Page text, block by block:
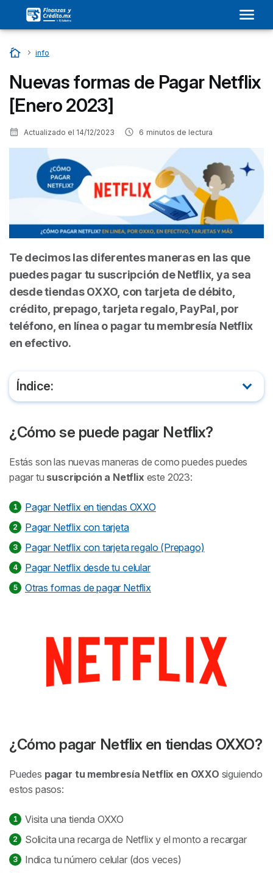
Home
…
info
Nuevas formas de Pagar Netflix
[Enero 2023]
Actualizado el 14/12/2023 6 minutos de lectura
Te decimos las diferentes maneras en las que
puedes pagar tu suscripción de Netflix, ya sea
desde tiendas OXXO, con tarjeta de débito,
crédito, prepago, tarjeta regalo, PayPal, por
teléfono, en línea o pagar tu membresía Netflix
en efectivo.
Índice:
¿Cómo pagar Netflix en tiendas OXXO?
¿Cómo pagar Netflix con tarjeta?
¿Cómo pagar Netflix con tarjeta de regalo?
¿Cómo pagar Netflix con el celular?
Otras preguntas sobre cómo pagar Netflix
¿Cómo se puede pagar Netflix?
Estás son las nuevas maneras de como puedes puedes
pagar tu suscripción a Netflix este 2023:
Pagar Netflix en tiendas OXXO
Pagar Netflix con tarjeta
Pagar Netflix con tarjeta regalo (Prepago)
Pagar Netflix desde tu celular
Otras formas de pagar Netflix
¿Cómo pagar Netflix en tiendas OXXO?
Puedes pagar tu membresía Netflix en OXXO siguiendo
estos pasos:
Visita una tienda OXXO
Solicita una recarga de Netflix y el monto a recargar
Indica tu número celular (dos veces)